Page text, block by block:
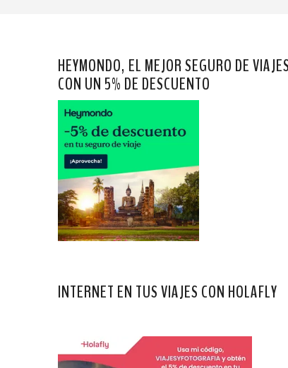
HEYMONDO, EL MEJOR SEGURO DE
CON UN 5% DE DESCUENTO
INTERNET EN TUS VIAJES CON HOLAFLY